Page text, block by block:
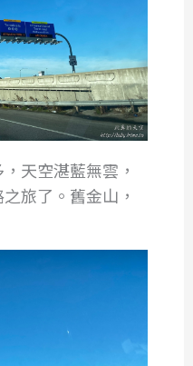
天空湛藍無雲，
旅了。舊金山，